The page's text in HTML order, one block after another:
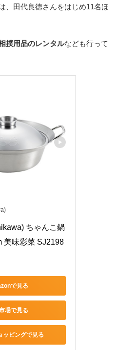
、田代良徳さんをはじめ11名ほ
撲用品のレンタルなども行って
ちゃんこ鍋
美味彩菜 SJ2198
で見る
場で見る
ッピングで見る